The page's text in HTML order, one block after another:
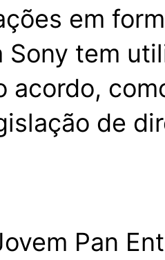
em
Sony tem
acordo,
de
Pan